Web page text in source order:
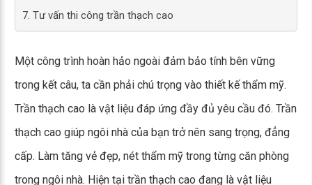
7. Tư vấn thi công trần thạch cao
Một công trình hoàn hảo ngoài đảm bảo tính bên vững
trong kết câu, ta cần phải chú trọng vào thiết kế thẩm mỹ.
Trần thạch cao là vật liệu đáp ứng đầy đủ yêu cầu đó. Trần
thạch cao giúp ngôi nhà của bạn trở nên sang trọng, đẳng
cấp. Làm tăng vẻ đẹp, nét thẩm mỹ trong từng căn phòng
trong ngôi nhà. Hiện tại trần thạch cao đang là vật liệu